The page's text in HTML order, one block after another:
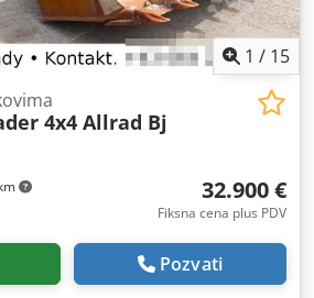
1 / 15
4x4 Allrad Bj
32.900 €
Fiksna cena plus PDV
Pozvati